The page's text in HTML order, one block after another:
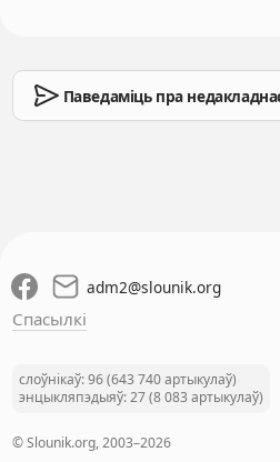
Паведаміць пра
adm2@slounik.org
Спасылкі
слоўнікаў: 96 (643 740 артыкулаў)
энцыкляпэдыяў: 27 (8 083 артыкулаў)
© Slounik.org, 2003–2026